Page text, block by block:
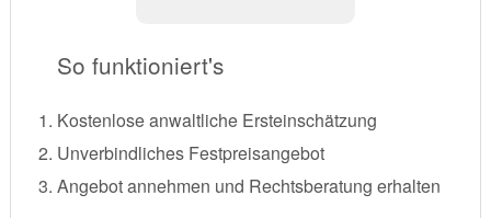
So funktioniert's
Kostenlose anwaltliche Ersteinschätzung
Unverbindliches Festpreisangebot
Angebot annehmen und Rechtsberatung erhalten